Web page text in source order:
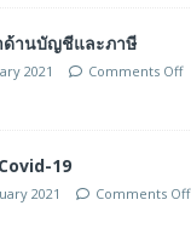
ด้านบัญชีและภาษี
2021 Comments Off
19
2021 Comments Off